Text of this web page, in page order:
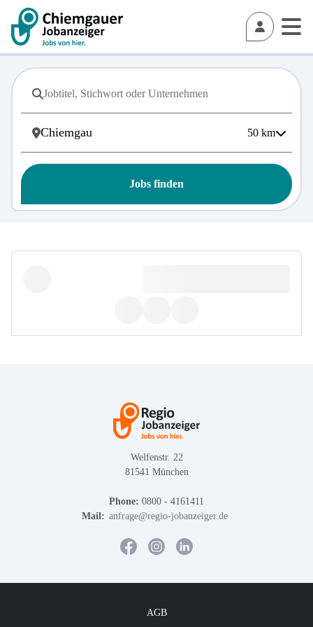
50 km
Jobs finden
Welfenstr. 22
81541 München
Phone: 0800 - 4161411
Mail: anfrage@regio-jobanzeiger.de
AGB